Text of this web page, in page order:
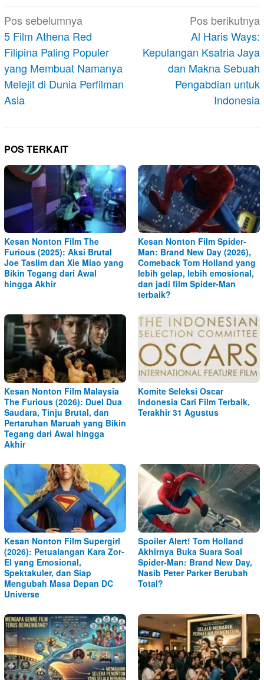
Navigasi
pos
Pos sebelumnya
5 Film Athena Red
Filipina Paling Populer
yang Membuat Namanya
Melejit di Dunia Perfilman
Asia
Pos berikutnya
Al Haris Ways:
Kepulangan Ksatria Jaya
dan Makna Sebuah
Pengabdian untuk
Indonesia
POS TERKAIT
Kesan Nonton Film The
Furious (2025): Aksi Brutal
Joe Taslim dan Xie Miao yang
Bikin Tegang dari Awal
hingga Akhir
Kesan Nonton Film Spider-
Man: Brand New Day (2026),
Comeback Tom Holland yang
lebih gelap, lebih emosional,
dan jadi film Spider-Man
terbaik?
Kesan Nonton Film Malaysia
The Furious (2026): Duel Dua
Saudara, Tinju Brutal, dan
Pertaruhan Maruah yang Bikin
Tegang dari Awal hingga
Akhir
Komite Seleksi Oscar
Indonesia Cari Film Terbaik,
Terakhir 31 Agustus
Kesan Nonton Film Supergirl
(2026): Petualangan Kara Zor-
El yang Emosional,
Spektakuler, dan Siap
Mengubah Masa Depan DC
Universe
Spoiler Alert! Tom Holland
Akhirnya Buka Suara Soal
Spider-Man: Brand New Day,
Nasib Peter Parker Berubah
Total?